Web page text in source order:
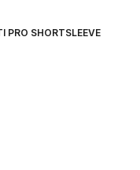
PRO SHORTSLEEVE